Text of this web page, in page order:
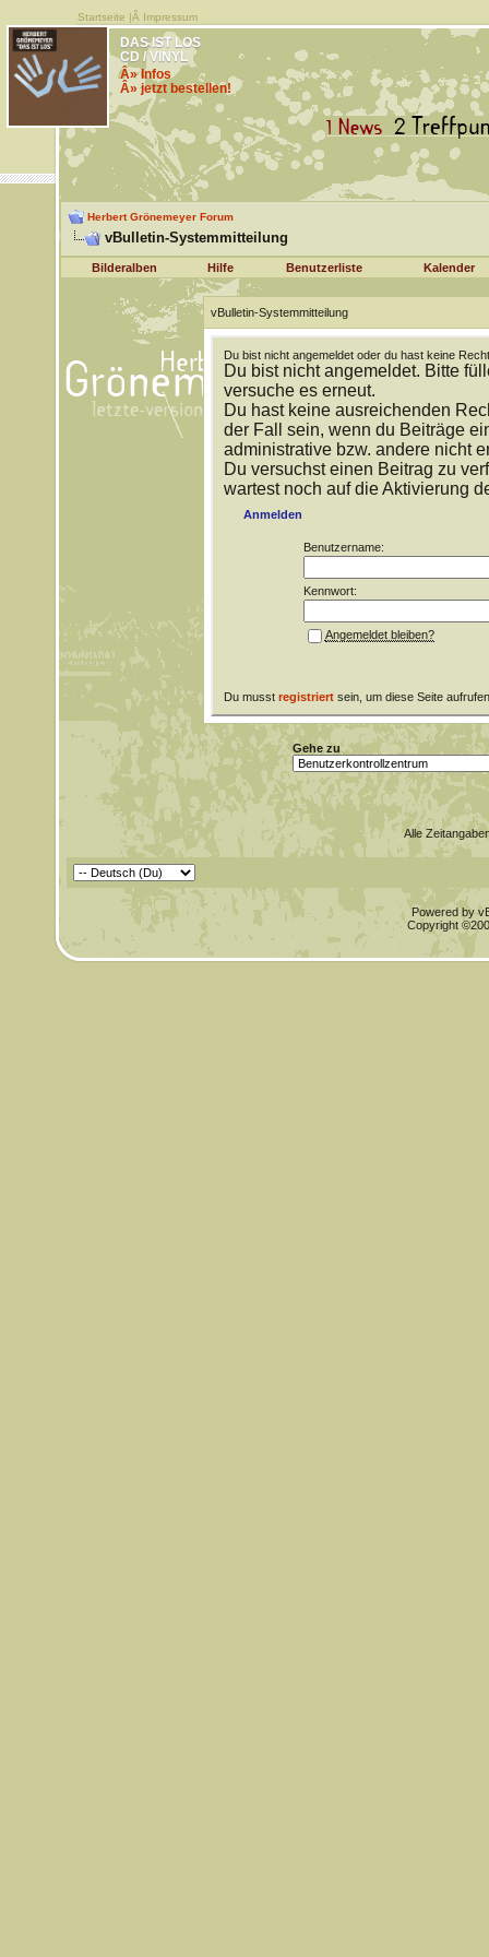
Startseite |Â Impressum
DAS IST LOS
CD / VINYL
Â» Infos
Â» jetzt bestellen!
Herbert Grönemeyer Forum
vBulletin-Systemmitteilung
Bilderalben Hilfe Benutzerliste Kalender
vBulletin-Systemmitteilung
Du bist nicht angemeldet oder du hast keine
Du bist nicht angemeldet. Bitte
versuche es erneut.
Du hast keine ausreichenden
der Fall sein, wenn du Beiträge
administrative bzw. andere nicht
Du versuchst einen Beitrag zu
wartest noch auf die Aktivierung
Anmelden
Benutzername:
Kennwort:
Angemeldet bleiben?
Du musst registriertsein, um diese Seite
Gehe zu
Alle
Powered by
Copyright